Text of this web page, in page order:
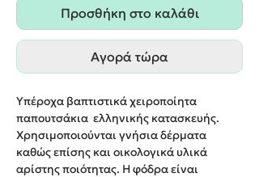
Προσθήκη στο καλάθι
Αγορά τώρα
Υπέροχα βαπτιστικά χειροποίητα
παπουτσάκια ελληνικής κατασκευής.
Χρησιμοποιούνται γνήσια δέρματα
καθώς επίσης και οικολογικά υλικά
αρίστης ποιότητας. Η φόδρα είναι